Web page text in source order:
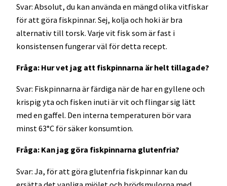
Svar: Absolut, du kan använda en mängd olika vitfiskar
för att göra fiskpinnar. Sej, kolja och hoki är bra
alternativ till torsk. Varje vit fisk som är fast i
konsistensen fungerar väl för detta recept.
Fråga: Hur vet jag att fiskpinnarna är helt tillagade?
Svar: Fiskpinnarna är färdiga när de har en gyllene och
krispig yta och fisken inuti är vit och flingar sig lätt
med en gaffel. Den interna temperaturen bör vara
minst 63°C för säker konsumtion.
Fråga: Kan jag göra fiskpinnarna glutenfria?
Svar: Ja, för att göra glutenfria fiskpinnar kan du